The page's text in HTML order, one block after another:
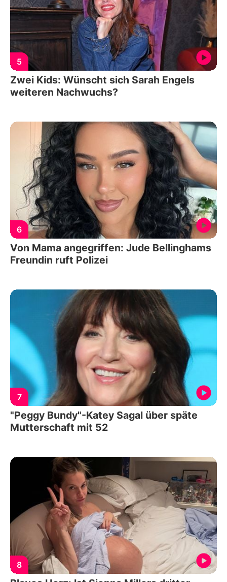
5
Zwei Kids: Wünscht sich Sarah Engels
weiteren Nachwuchs?
6
Von Mama angegriffen: Jude Bellinghams
Freundin ruft Polizei
7
"Peggy Bundy"-Katey Sagal über späte
Mutterschaft mit 52
8